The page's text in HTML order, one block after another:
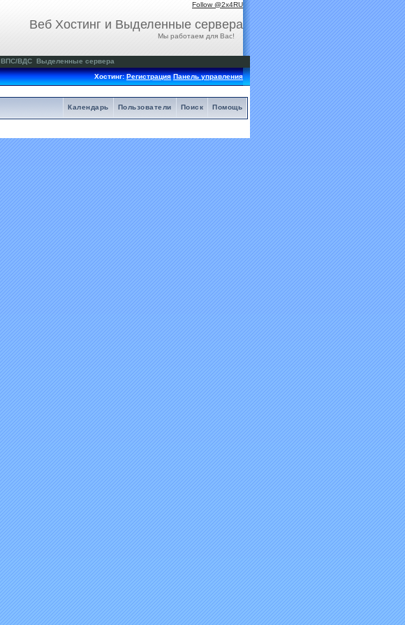
Follow @2x4RU
Веб Хостинг и Выделенные сервера
Мы работаем для Вас!
ВПС/ВДС Выделенные сервера
Хостинг:Регистрация Панель управления
Помощь
Поиск
Пользователи
Календарь